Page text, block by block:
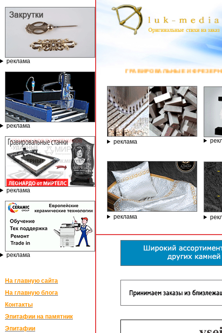
реклама
реклама
реклама
реклама
На главную сайта
На главную блога
Контакты
Эпитафии на памятник
Эпитафии
ГРАВИРОВАЛЬНЫЕ И ФРЕЗЕРНЫЕ СТАНКИ ПО
реклама
реклама